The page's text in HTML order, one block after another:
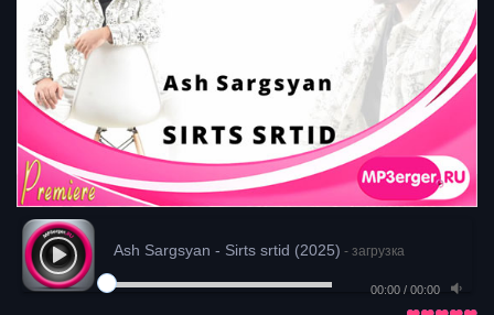
Ash Sargsyan - Sirts srtid (2025) - загрузка
00:00 / 00:00